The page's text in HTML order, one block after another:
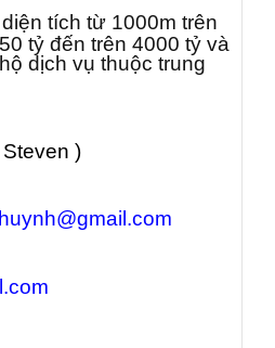
tích từ 1000m trên
tỷ đến trên 4000 tỷ và
dịch vụ thuộc trung
)